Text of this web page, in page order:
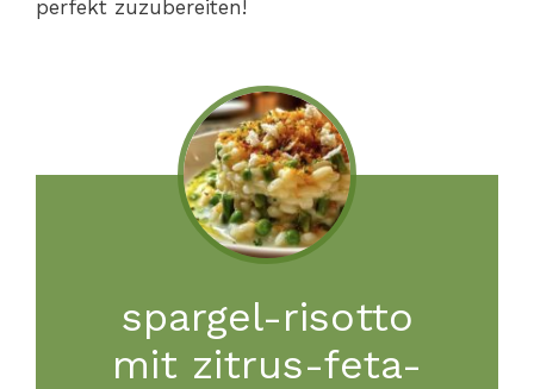
perfekt zuzubereiten!
spargel-risotto
mit zitrus-feta-